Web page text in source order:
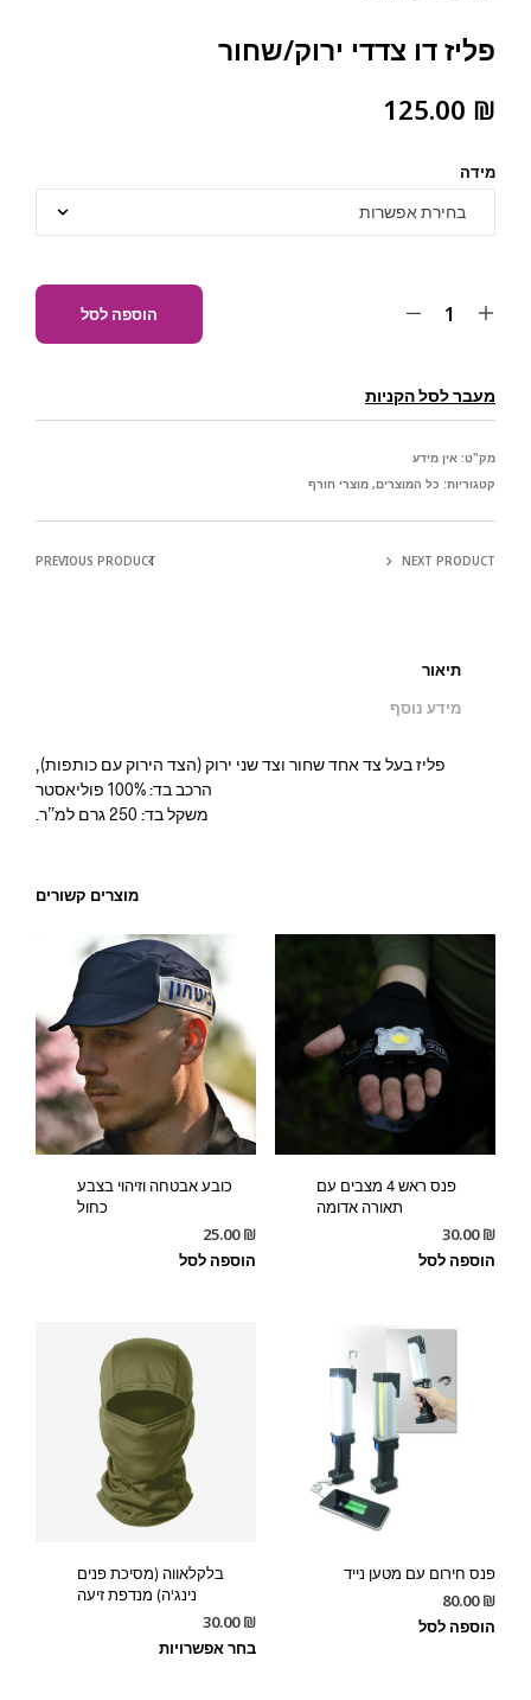
פליז דו צדדי ירוק/שחור
125.00 ₪
מידה
הוספה לסל
מעבר לסל הקניות
מק"ט: אין מידע
קטגוריות: כל המוצרים, מוצרי חורף
PREVIOUS PRODUCT NEXT PRODUCT
תיאור
מידע נוסף
פליז בעל צד אחד שחור וצד שני ירוק (הצד הירוק עם כותפות),
הרכב בד: 100% פוליאסטר
משקל בד: 250 גרם למ”ר.
מוצרים קשורים
פנס ראש 4 מצבים עם
תאורה אדומה
30.00₪
הוספה לסל
כובע אבטחה וזיהוי בצבע
כחול
25.00₪
הוספה לסל
פנס חירום עם מטען נייד
80.00₪
הוספה לסל
בלקלאווה (מסיכת פנים
נינג'ה) מנדפת זיעה
30.00₪
בחר אפשרויות